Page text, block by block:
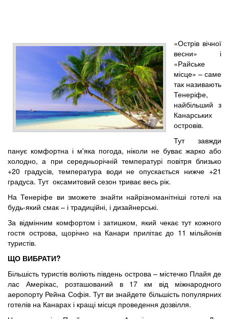
«Острів вічної
весни» і
«Райське
місце» – саме
так називають
Тенеріфе,
найбільший з
Канарських
островів.
Тут завжди
панує комфортна і м'яка погода, ніколи не буває жарко або
холодно, а при середньорічній температурі повітря близько
+20 градусів, температура води не опускається нижче +21
градуса. Тут оксамитовий сезон триває весь рік.
На Тенеріфе ви зможете знайти найрізноманітніші готелі на
будь-який смак – і традиційні, і дизайнерські.
За відмінним комфортом і затишком, який чекає тут кожного
гостя острова, щорічно на Канари прилітає до 11 мільйонів
туристів.
ЩО ВИБРАТИ?
Більшість туристів воліють південь острова – містечко Плайя де
лас Амерікас, розташований в 17 км від міжнародного
аеропорту Рейна Софія. Тут ви знайдете більшість популярних
готелів на Канарах і кращі місця проведення дозвілля.